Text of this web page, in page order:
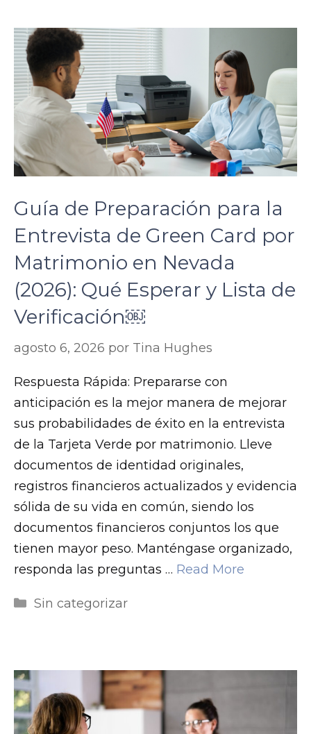
Guía de Preparación para la
Entrevista de Green Card por
Matrimonio en Nevada
(2026): Qué Esperar y Lista de
Verificación￼
agosto 6, 2026 por Tina Hughes
Respuesta Rápida: Prepararse con
anticipación es la mejor manera de mejorar
sus probabilidades de éxito en la entrevista
de la Tarjeta Verde por matrimonio. Lleve
documentos de identidad originales,
registros financieros actualizados y evidencia
sólida de su vida en común, siendo los
documentos financieros conjuntos los que
tienen mayor peso. Manténgase organizado,
responda las preguntas … Read More
r
a
k
e
Categorías
Sin categorizar